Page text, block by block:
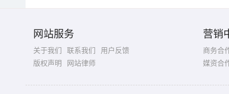
网站服务
关于我们 联系我们
用户反馈
版权声明
网站律师
营销
商务合
媒资合